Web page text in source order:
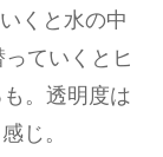
くと水の中
ていくとヒ
。透明度は
じ。